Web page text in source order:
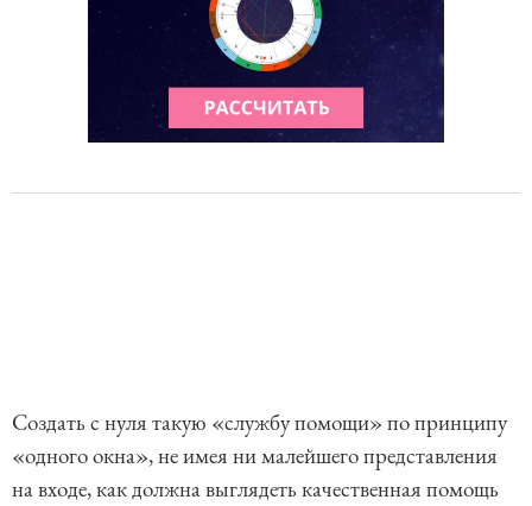
Создать с нуля такую «службу помощи» по принципу
«одного окна», не имея ни малейшего представления
на входе, как должна выглядеть качественная помощь